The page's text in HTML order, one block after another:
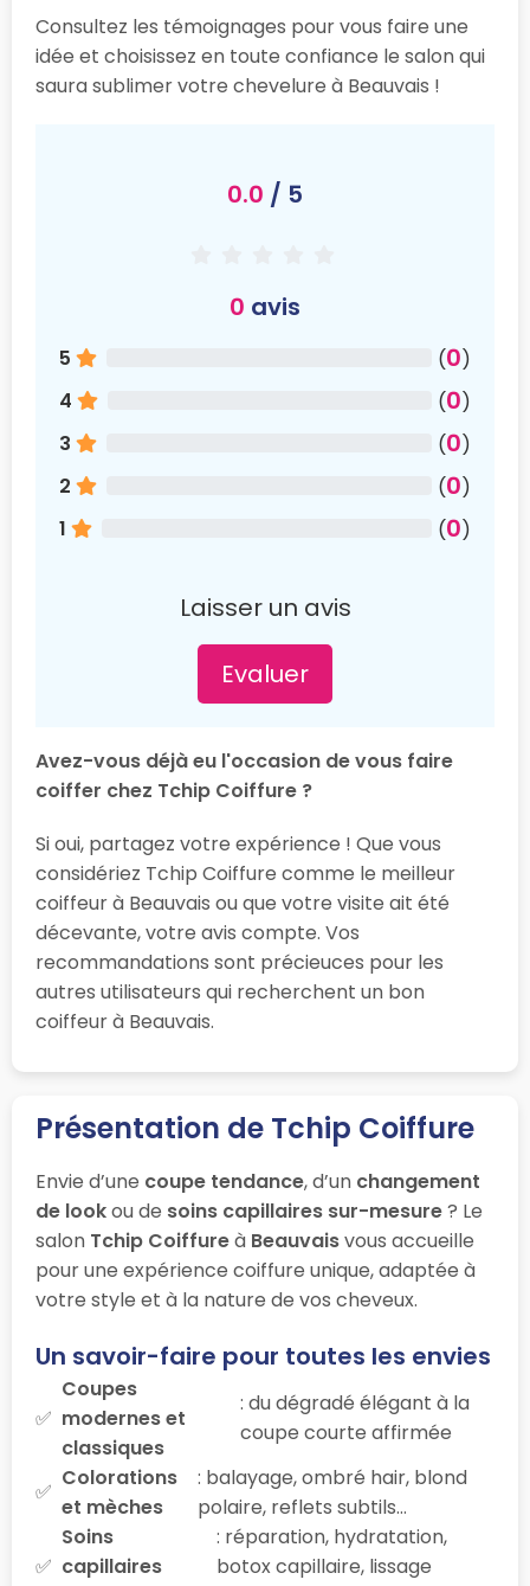
Consultez les témoignages pour vous faire une
idée et choisissez en toute confiance le salon qui
saura sublimer votre chevelure à Beauvais !
0.0 / 5
0 avis
5 (0)
4
(0)
3
(0)
2
(0)
1
(0)
Laisser un avis
Evaluer
Avez-vous déjà eu l'occasion de vous faire
coiffer chez Tchip Coiffure ?
Si oui, partagez votre expérience ! Que vous
considériez Tchip Coiffure comme le meilleur
coiffeur à Beauvais ou que votre visite ait été
décevante, votre avis compte. Vos
recommandations sont précieuces pour les
autres utilisateurs qui recherchent un bon
coiffeur à Beauvais.
Présentation de Tchip Coiffure
Envie d’une coupe tendance, d’un changement
de lookou de soins capillaires sur-mesure? Le
salon Tchip Coiffureà Beauvaisvous accueille
pour une expérience coiffure unique, adaptée à
votre style et à la nature de vos cheveux.
Un savoir-faire pour toutes les envies
Coupes
modernes et
classiques
: du dégradé élégant à la
coupe courte affirmée
Colorations
et mèches
: balayage, ombré hair, blond
polaire, reflets subtils…
Soins
capillaires
: réparation, hydratation,
botox capillaire, lissage